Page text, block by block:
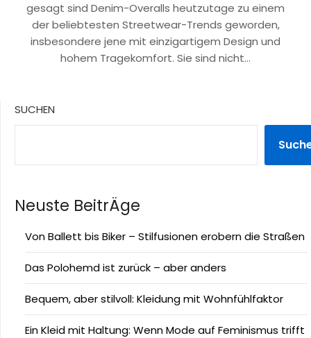
gesagt sind Denim-Overalls heutzutage zu einem
der beliebtesten Streetwear-Trends geworden,
insbesondere jene mit einzigartigem Design und
hohem Tragekomfort. Sie sind nicht…
SUCHEN
Neuste BeitrÄge
Von Ballett bis Biker – Stilfusionen erobern die Straßen
Das Polohemd ist zurück – aber anders
Bequem, aber stilvoll: Kleidung mit Wohnfühlfaktor
Ein Kleid mit Haltung: Wenn Mode auf Feminismus trifft